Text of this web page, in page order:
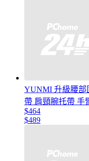
YUNMI 升級腰部
帶 肩頸腕托帶 手
$464
$489